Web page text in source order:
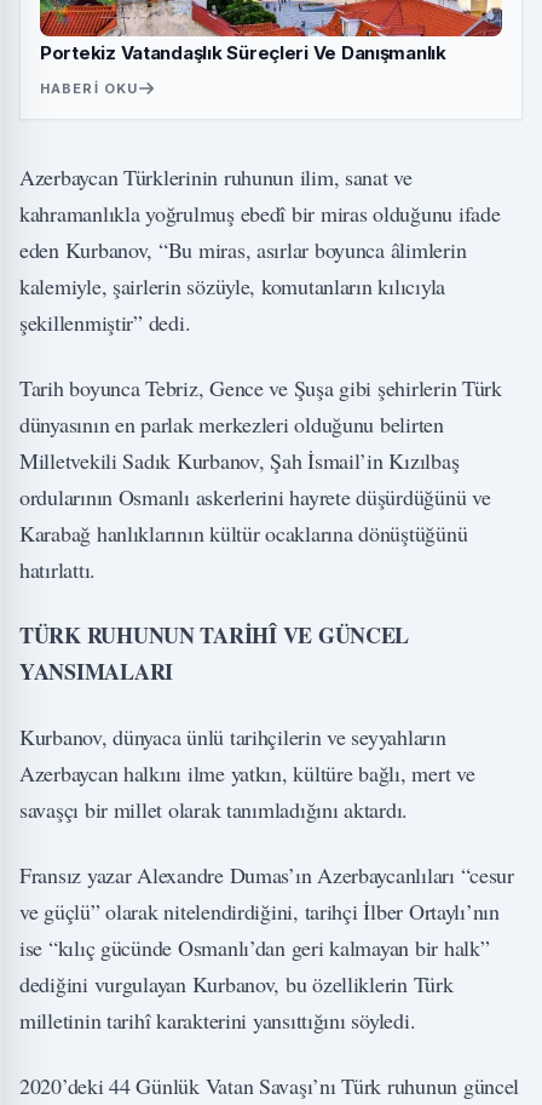
Portekiz Vatandaşlık Süreçleri Ve Danışmanlık
HABERI OKU
Azerbaycan Türklerinin ruhunun ilim, sanat ve
kahramanlıkla yoğrulmuş ebedî bir miras olduğunu ifade
eden Kurbanov, “Bu miras, asırlar boyunca âlimlerin
kalemiyle, şairlerin sözüyle, komutanların kılıcıyla
şekillenmiştir” dedi.
Tarih boyunca Tebriz, Gence ve Şuşa gibi şehirlerin Türk
dünyasının en parlak merkezleri olduğunu belirten
Milletvekili Sadık Kurbanov, Şah İsmail’in Kızılbaş
ordularının Osmanlı askerlerini hayrete düşürdüğünü ve
Karabağ hanlıklarının kültür ocaklarına dönüştüğünü
hatırlattı.
TÜRK RUHUNUN TARİHÎ VE GÜNCEL
YANSIMALARI
Kurbanov, dünyaca ünlü tarihçilerin ve seyyahların
Azerbaycan halkını ilme yatkın, kültüre bağlı, mert ve
savaşçı bir millet olarak tanımladığını aktardı.
Fransız yazar Alexandre Dumas’ın Azerbaycanlıları “cesur
ve güçlü” olarak nitelendirdiğini, tarihçi İlber Ortaylı’nın
ise “kılıç gücünde Osmanlı’dan geri kalmayan bir halk”
dediğini vurgulayan Kurbanov, bu özelliklerin Türk
milletinin tarihî karakterini yansıttığını söyledi.
2020’deki 44 Günlük Vatan Savaşı’nı Türk ruhunun güncel